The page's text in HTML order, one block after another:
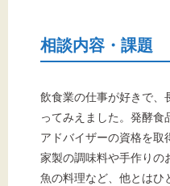
相談内容・課題
飲食業の仕事が好きで、
ってみえました。発酵
アドバイザーの資格を取
家製の調味料や手作りの
魚の料理など、他とはひ